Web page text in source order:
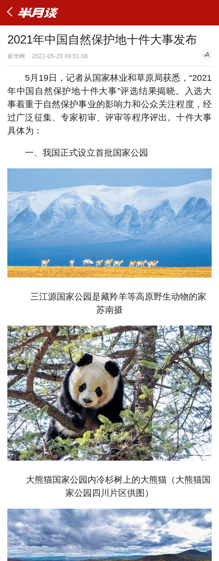
2021年中国自然保护地十件大事发布
新华网 2022-05-20 09:01:08
5月19日，记者从国家林业和草原局获悉，“2021
年中国自然保护地十件大事”评选结果揭晓。入选大
事着重于自然保护事业的影响力和公众关注程度，经
过广泛征集、专家初审、评审等程序评出。十件大事
具体为：
一、我国正式设立首批国家公园
三江源国家公园是藏羚羊等高原野生动物的家
苏南摄
大熊猫国家公园内冷杉树上的大熊猫（大熊猫国
家公园四川片区供图）